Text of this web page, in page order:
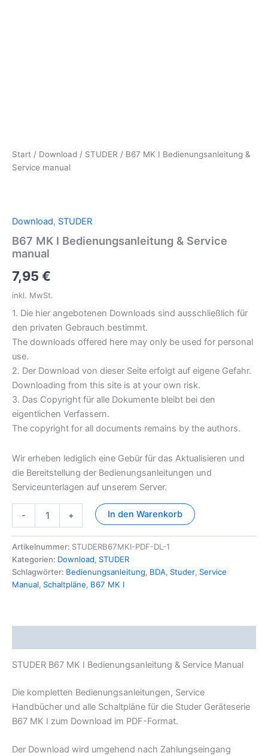
Start / Download / STUDER / B67 MK I Bedienungsanleitung &
Service manual
Download, STUDER
B67 MK I Bedienungsanleitung & Service
manual
7,95 €
inkl. MwSt.
1. Die hier angebotenen Downloads sind ausschließlich für
den privaten Gebrauch bestimmt.
The downloads offered here may only be used for personal
use.
2. Der Download von dieser Seite erfolgt auf eigene Gefahr.
Downloading from this site is at your own risk.
3. Das Copyright für alle Dokumente bleibt bei den
eigentlichen Verfassern.
The copyright for all documents remains by the authors.
Wir erheben lediglich eine Gebür für das Aktualisieren und
die Bereitstellung der Bedienungsanleitungen und
Serviceunterlagen auf unserem Server.
-
Bedienungsanleitung
&
Service
manual
+ In den Warenkorb
Artikelnummer: STUDERB67MKI-PDF-DL-1
Kategorien: Download, STUDER
Schlagwörter: Bedienungsanleitung, BDA, Studer, Service
Manual, Schaltpläne, B67 MK I
STUDER B67 MK I Bedienungsanleitung & Service Manual
Die kompletten Bedienungsanleitungen, Service
Handbücher und alle Schaltpläne für die Studer Geräteserie
B67 MK I zum Download im PDF-Format.
Der Download wird umgehend nach Zahlungseingang